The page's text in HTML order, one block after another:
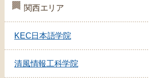
関西エリア
KEC日本語学院
清風情報工科学院